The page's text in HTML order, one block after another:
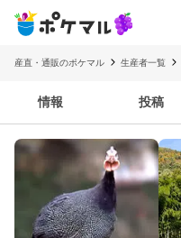
産直・通販のポケマル 生産者一覧
情報 投稿